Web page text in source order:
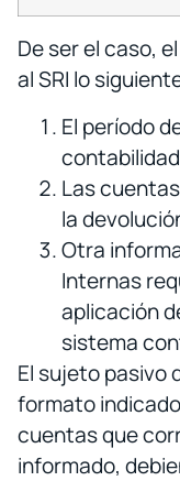
De ser el caso,
al SRI lo
El período
Las
la
Otra
Internas
aplicación
sistema
El sujeto pasivo
formato
cuentas que
informado,